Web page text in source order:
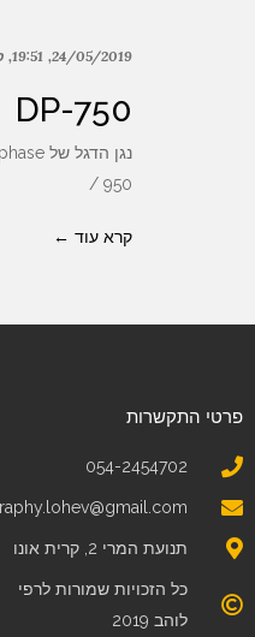
24/05/2019
19:51
DP-750
950 /
קרא עוד ←
פרטי התקשרות
054-2454702
raphy.lohev@gmail.com
תנועת המרי 2, קרית אונו
כל הזכויות שמורות לרפי
לוהב 2019